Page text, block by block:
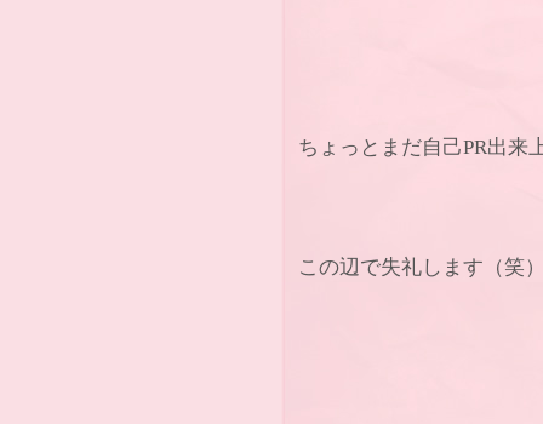
ちょっとまだ自己PR出来
この辺で失礼します